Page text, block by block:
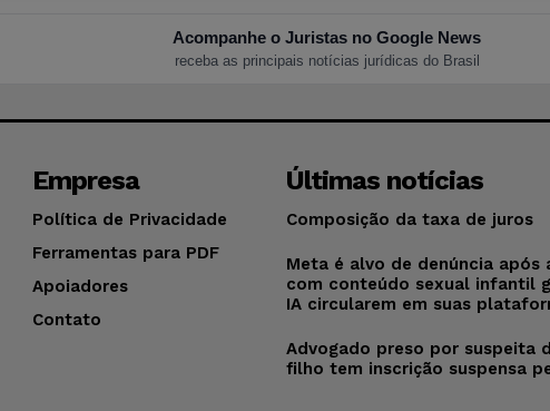
Acompanhe o Juristas no Google News
receba as principais notícias jurídicas do Brasil
Empresa
Política de Privacidade
Ferramentas para PDF
Apoiadores
Contato
Últimas notícias
Composição da taxa de juros
Meta é alvo de denúncia após
com conteúdo sexual infantil
IA circularem em suas
Advogado preso por suspeita
filho tem inscrição suspensa